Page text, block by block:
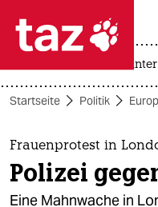
 taz
themen
politik
usa
Startseite Politik
Frauenprotest in
Polizei
Eine Mahnwache in